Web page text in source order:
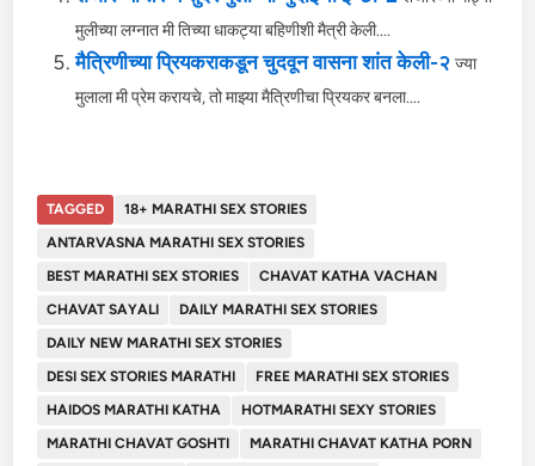
मुलीच्या लग्नात मी तिच्या धाकट्या बहिणीशी मैत्री केली....
मैत्रिणीच्या प्रियकराकडून चुदवून वासना शांत केली-२ ज्या
मुलाला मी प्रेम करायचे, तो माझ्या मैत्रिणीचा प्रियकर बनला....
TAGGED
18+ MARATHI SEX STORIES
ANTARVASNA MARATHI SEX STORIES
BEST MARATHI SEX STORIES
CHAVAT KATHA VACHAN
CHAVAT SAYALI
DAILY MARATHI SEX STORIES
DAILY NEW MARATHI SEX STORIES
DESI SEX STORIES MARATHI
FREE MARATHI SEX STORIES
HAIDOS MARATHI KATHA
HOTMARATHI SEXY STORIES
MARATHI CHAVAT GOSHTI
MARATHI CHAVAT KATHA PORN